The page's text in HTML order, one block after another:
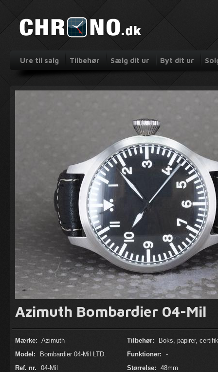
Ure til salg Tilbehør Sælg dit ur Byt dit ur
Azimuth Bombardier 04-Mil
Mærke: Azimuth
Model:
Bombardier 04-Mil LTD.
Ref. nr.
04-Mil
Tilbehør:
Boks, papirer,
Funktioner:
-
Størrelse:
48mm